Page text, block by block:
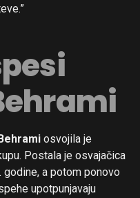
osvojila je
Postala je osvajačica
a potom ponovo
upotpunjavaju